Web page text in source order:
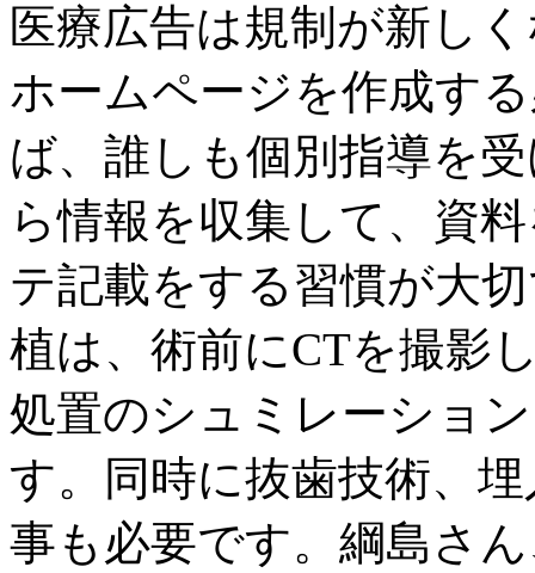
医療広告は規制が新し
ホームページを作成す
ば、誰しも個別指導を
ら情報を収集して、資
テ記載をする習慣が大
植は、術前にCTを撮影
処置のシュミレーショ
す。同時に抜歯技術、
事も必要です。綱島さ